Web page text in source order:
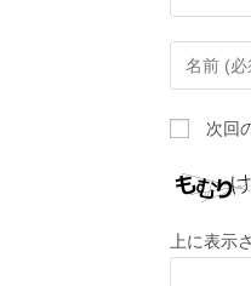
次回
上に表示